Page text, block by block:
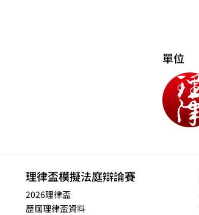
單位
理律盃模擬法庭辯論賽
2026理律盃
歷屆理律盃資料